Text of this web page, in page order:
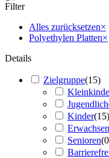
Filter
Alles zurücksetzen×
Polyethylen Platten×
Details
Zielgruppe(15)
Kinder(15)
Senioren(0